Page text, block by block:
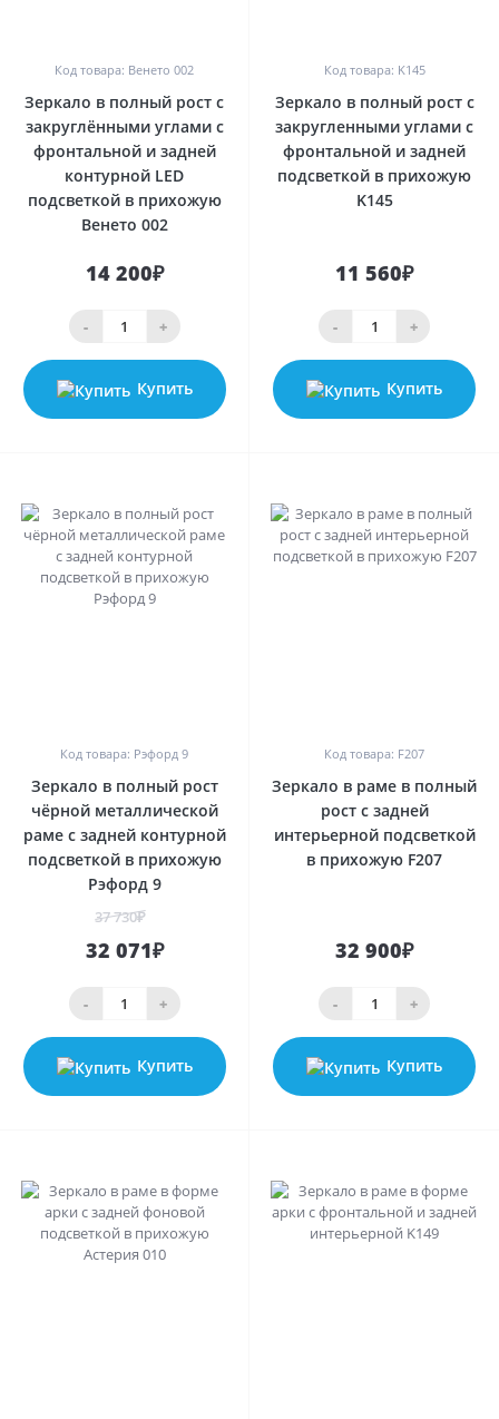
Код товара: Венето 002
Зеркало в полный рост с
закруглёнными углами с
фронтальной и задней
контурной LED
подсветкой в прихожую
Венето 002
14 200₽
- +
Купить
Код товара: K145
Зеркало в полный рост с
закругленными углами с
фронтальной и задней
подсветкой в прихожую
K145
11 560₽
- +
Купить
Код товара: Рэфорд 9
Зеркало в полный рост
чёрной металлической
раме с задней контурной
подсветкой в прихожую
Рэфорд 9
37 730₽
32 071₽
- +
Купить
Код товара: F207
Зеркало в раме в полный
рост с задней
интерьерной подсветкой
в прихожую F207
32 900₽
- +
Купить